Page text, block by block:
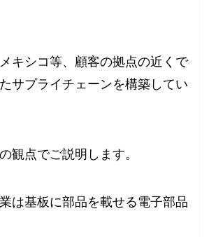
キシコ等、顧客の拠点の近くで
サプライチェーンを構築してい
観点でご説明します。
は基板に部品を載せる電子部品